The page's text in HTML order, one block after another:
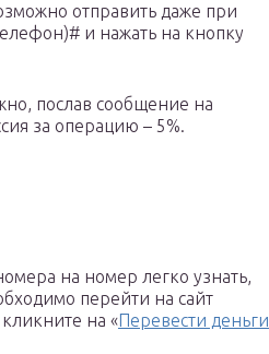
отправить даже при
и нажать на кнопку
послав сообщение на
за операцию – 5%.
на номер легко узнать,
перейти на сайт
на «Перевести деньги